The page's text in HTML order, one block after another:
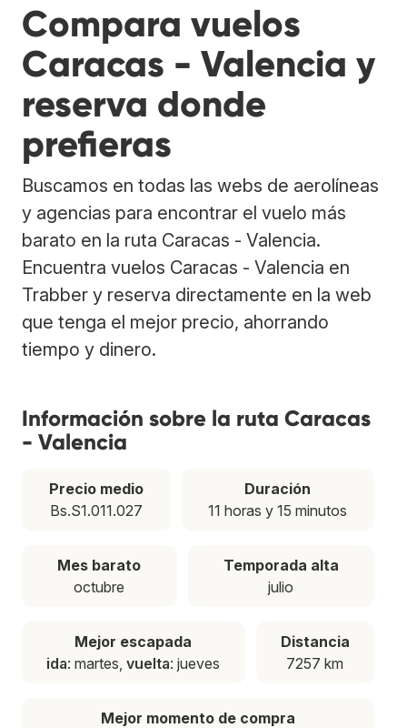
Compara vuelos
Caracas - Valencia y
reserva donde
prefieras
Buscamos en todas las webs de aerolíneas
y agencias para encontrar el vuelo más
barato en la ruta Caracas - Valencia.
Encuentra vuelos Caracas - Valencia en
Trabber y reserva directamente en la web
que tenga el mejor precio, ahorrando
tiempo y dinero.
Información sobre la ruta Caracas
- Valencia
Precio medio
Bs.S1.011.027
Duración
11 horas y 15 minutos
Mes barato
octubre
Temporada alta
julio
Mejor escapada
ida: martes,vuelta: jueves
Distancia
7257 km
Mejor momento de compra